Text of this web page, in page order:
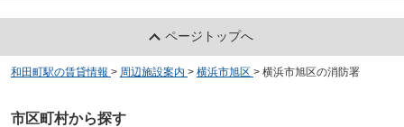
ページトップへ
和田町駅の賃貸情報 > 周辺施設案内 > 横浜市旭区 > 横浜市旭区の消防署
市区町村から探す